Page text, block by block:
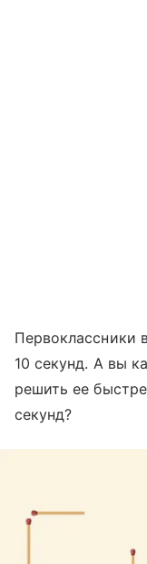
Первоклассники
10 секунд. А вы
решить ее
секунд?